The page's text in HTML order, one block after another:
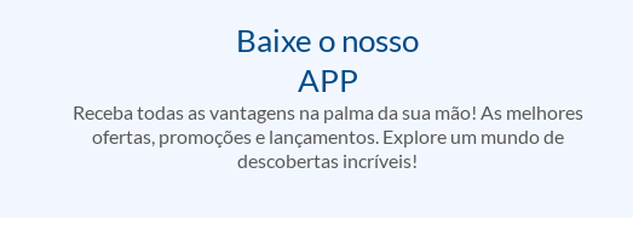
Baixe o nosso
APP
Receba todas as vantagens na palma da sua mão! As melhores
ofertas, promoções e lançamentos. Explore um mundo de
descobertas incríveis!